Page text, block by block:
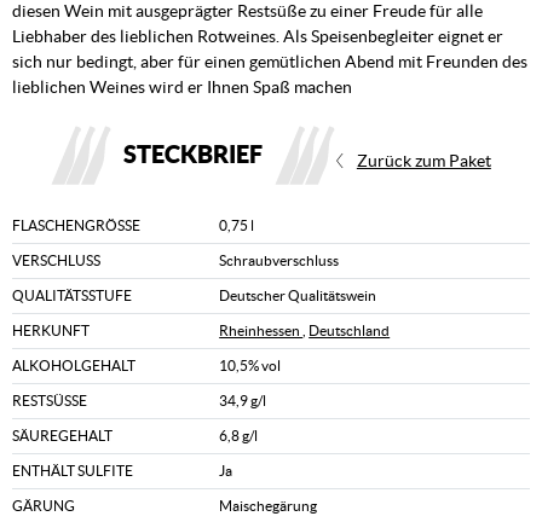
diesen Wein mit ausgeprägter Restsüße zu einer Freude für alle
Liebhaber des lieblichen Rotweines. Als Speisenbegleiter eignet er
sich nur bedingt, aber für einen gemütlichen Abend mit Freunden des
lieblichen Weines wird er Ihnen Spaß machen
STECKBRIEF Zurück zum Paket
FLASCHENGRÖSSE 0,75 l
VERSCHLUSS Schraubverschluss
QUALITÄTSSTUFE Deutscher Qualitätswein
HERKUNFT Rheinhessen Deutschland
ALKOHOLGEHALT 10,5% vol
RESTSÜSSE 34,9 g/l
SÄUREGEHALT 6,8 g/l
ENTHÄLT SULFITE Ja
GÄRUNG Maischegärung